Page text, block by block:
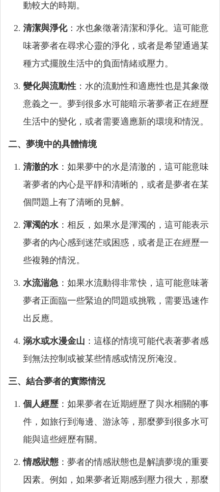
動較大的時期。
清潔與淨化：水也象徵著清潔和淨化。這可能意
味著夢者在尋求心靈的淨化，或者是希望通過某
種方式擺脫生活中的負面情緒或壓力。
變化與流動性 ：水的流動性和適應性也是其象徵
意義之一。夢到很多水可能暗示著夢者正在經歷
生活中的變化，或者需要適應新的環境和情況。
二、夢境中的具體情境
清澈的水 ：如果夢中的水是清澈的，這可能意味
著夢者的內心是平靜和清晰的，或者是夢者在某
個問題上有了清晰的見解。
渾濁的水 ：相反，如果水是渾濁的，這可能表示
夢者的內心感到迷茫或困惑，或者是正在經歷一
些複雜的情況。
水流湍急 ：如果水流動得非常快，這可能意味著
夢者正面臨一些緊迫的問題或挑戰，需要迅速作
出反應。
溺水或水漫金山 ：這樣的情境可能代表著夢者感
到無法控制或被某些情感或情況所淹沒。
三、結合夢者的實際情況
個人經歷 ：如果夢者在近期經歷了與水相關的事
件，如旅行到海邊、游泳等，那麼夢到很多水可
能與這些經歷有關。
情感狀態 ：夢者的情感狀態也是解讀夢境的重要
因素。例如，如果夢者近期感到壓力很大，那麼